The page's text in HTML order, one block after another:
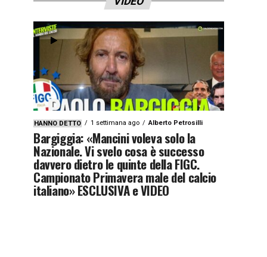
HANNO DETTO 1 settimana ago Alberto Petrosilli
Bargiggia: «Mancini voleva solo la
Nazionale. Vi svelo cosa è successo
davvero dietro le quinte della FIGC.
Campionato Primavera male del calcio
italiano» ESCLUSIVA e VIDEO